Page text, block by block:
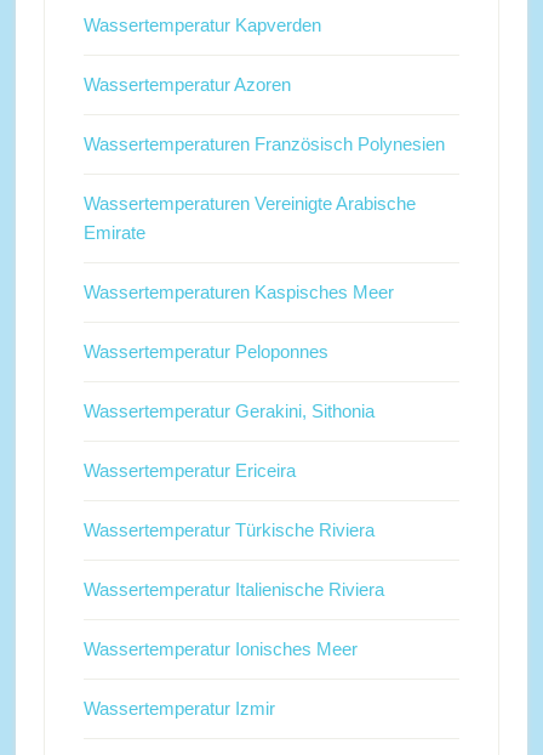
Wassertemperatur Kapverden
Wassertemperatur Azoren
Wassertemperaturen Französisch Polynesien
Wassertemperaturen Vereinigte Arabische
Emirate
Wassertemperaturen Kaspisches Meer
Wassertemperatur Peloponnes
Wassertemperatur Gerakini, Sithonia
Wassertemperatur Ericeira
Wassertemperatur Türkische Riviera
Wassertemperatur Italienische Riviera
Wassertemperatur Ionisches Meer
Wassertemperatur Izmir